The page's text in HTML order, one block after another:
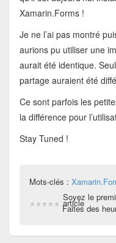
Xamarin.Forms !
Je ne l’ai pas montré
aurions pu utiliser une
aurait été identique.
partage auraient été
Ce sont parfois les
la différence pour
Stay Tuned !
Mots-clés :
Soyez le
article
Faites des